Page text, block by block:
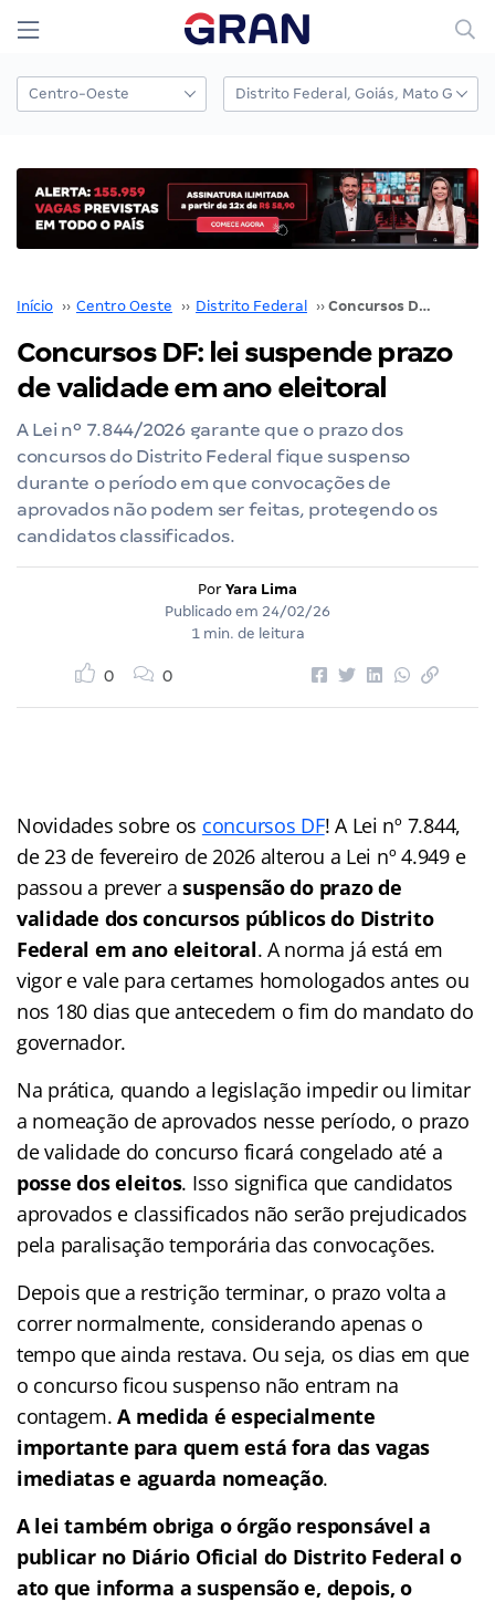
Início ›› Centro Oeste ›› Distrito Federal ›› Concursos DF: lei suspende prazo de validade em ano eleitoral
Concursos DF: lei suspende prazo
de validade em ano eleitoral
A Lei nº 7.844/2026 garante que o prazo dos
concursos do Distrito Federal fique suspenso
durante o período em que convocações de
aprovados não podem ser feitas, protegendo os
candidatos classificados.
Por Yara Lima
Publicado em 24/02/26
1 min. de leitura
0 0
Novidades sobre os concursos DF! A Lei nº 7.844,
de 23 de fevereiro de 2026 alterou a Lei nº 4.949 e
passou a prever asuspensão do prazo de
validade dos concursos públicos do Distrito
Federal em ano eleitoral. A norma já está em
vigor e vale para certames homologados antes ou
nos 180 dias que antecedem o fim do mandato do
governador.
Na prática, quando a legislação impedir ou limitar
a nomeação de aprovados nesse período, o prazo
de validade do concurso ficará congelado até a
posse dos eleitos. Isso significa que candidatos
aprovados e classificados não serão prejudicados
pela paralisação temporária das convocações.
Depois que a restrição terminar, o prazo volta a
correr normalmente, considerando apenas o
tempo que ainda restava. Ou seja, os dias em que
o concurso ficou suspenso não entram na
contagem.A medida é especialmente
importante para quem está fora das vagas
imediatas e aguarda nomeação.
A lei também obriga o órgão responsável a
publicar no Diário Oficial do Distrito Federal o
ato que informa a suspensão e, depois, o